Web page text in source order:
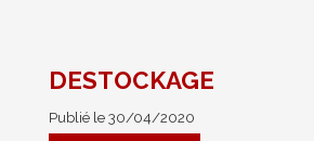
DESTOCKAGE
Publié le 30/04/2020